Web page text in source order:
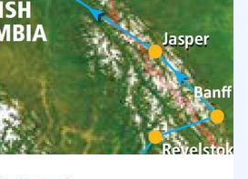
City rijden we de hele
af tot aan Inuvik. We vervolgen
Highway, de eerste weg ter
Beaufort Zee brengt.